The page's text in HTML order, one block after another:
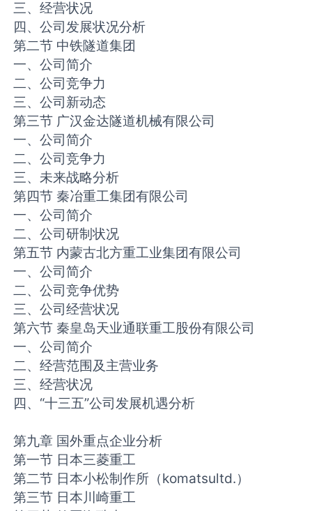
三、经营状况
四、公司发展状况分析
第二节 中铁隧道集团
一、公司简介
二、公司竞争力
三、公司新动态
第三节 广汉金达隧道机械有限公司
一、公司简介
二、公司竞争力
三、未来战略分析
第四节 秦冶重工集团有限公司
一、公司简介
二、公司研制状况
第五节 内蒙古北方重工业集团有限公司
一、公司简介
二、公司竞争优势
三、公司经营状况
第六节 秦皇岛天业通联重工股份有限公司
一、公司简介
二、经营范围及主营业务
三、经营状况
四、“十三五”公司发展机遇分析
第九章 国外重点企业分析
第一节 日本三菱重工
第二节 日本小松制作所（komatsultd.）
第三节 日本川崎重工